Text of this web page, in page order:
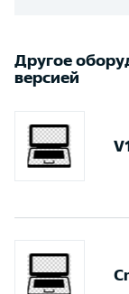
Другое
версией